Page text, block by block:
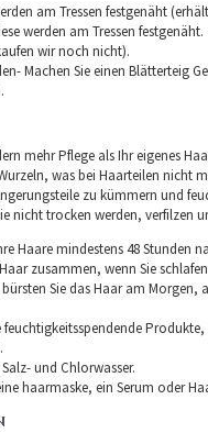
am Tressen festgenäht
werden am Tressen festgenäht.
wir noch nicht).
Machen Sie einen Blätterteig
mehr Pflege als Ihr eigenes
was bei Haarteilen nicht
zu kümmern und
nicht trocken werden, verfilzen
Haare mindestens 48 Stunden
zusammen, wenn Sie
Sie das Haar am Morgen,
feuchtigkeitsspendende
und Chlorwasser.
haarmaske, ein Serum oder